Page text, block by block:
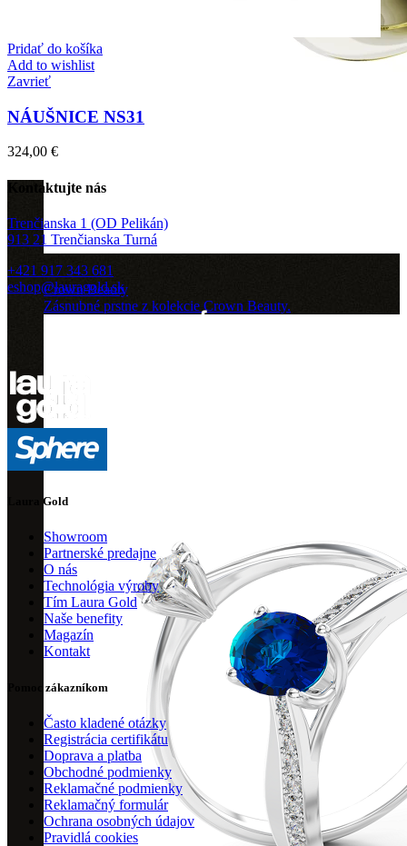
Crown Beauty
Zásnubné prstne z kolekcie Crown Beauty.
Pridať do košíka
Add to wishlist
Zavrieť
NÁUŠNICE NS31
324,00 €
Kontaktujte nás
Trenčianska 1 (OD Pelikán)
913 21 Trenčianska Turná
+421 917 343 681
eshop@lauragold.sk
Laura Gold
Showroom
Partnerské predajne
O nás
Technológia výroby
Tím Laura Gold
Naše benefity
Magazín
Kontakt
Pomoc zákazníkom
Často kladené otázky
Registrácia certifikátu
Doprava a platba
Obchodné podmienky
Reklamačné podmienky
Reklamačný formulár
Ochrana osobných údajov
Pravidlá cookies